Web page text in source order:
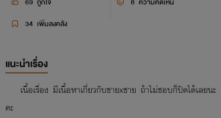
34 เพิ่มลงคลัง
แนะนำเรื่อง
เนื้อเรื่อง มีเนื้อหาเกี่ยวกับชายxชาย ถ้าไม่ชอบก็ปิดได้เลยนะ
คะ